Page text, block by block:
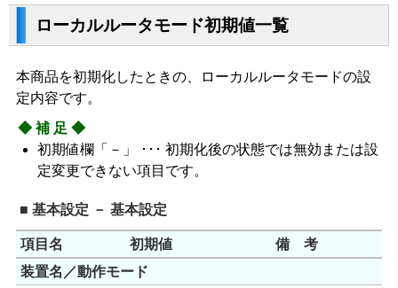
ローカルルータモード初期値一覧
本商品を初期化したときの、ローカルルータモードの設
定内容です。
◆補足◆
初期値欄「－」 ･･･ 初期化後の状態では無効または設
定変更できない項目です。
■ 基本設定 － 基本設定
項目名 初期値
備 考
装置名／動作モード